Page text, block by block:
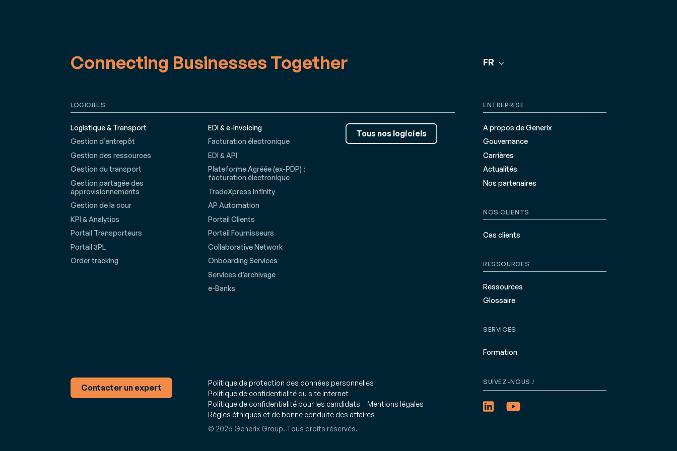
Connecting Businesses Together FR
LOGICIELS
Logistique & Transport
Gestion d’entrepôt
Gestion des ressources
Gestion du transport
Gestion partagée des
approvisionnements
Gestion de la cour
KPI & Analytics
Portail Transporteurs
Portail 3PL
Order tracking
EDI & e-Invoicing
Facturation électronique
EDI & API
Plateforme Agréée (ex-PDP) :
facturation électronique
TradeXpress Infinity
AP Automation
Portail Clients
Portail Fournisseurs
Collaborative Network
Onboarding Services
Services d’archivage
e-Banks
Tous nos logiciels
ENTREPRISE
A propos de Generix
Gouvernance
Carrières
Actualités
Nos partenaires
NOS CLIENTS
Cas clients
RESSOURCES
Ressources
Glossaire
SERVICES
Formation
Contacter un expert
Politique de protection des données personnelles
Politique de confidentialité du site internet
Politique de confidentialité pour les candidats
Mentions légales
Règles éthiques et de bonne conduite des affaires
© 2026 Generix Group. Tous droits réservés.
SUIVEZ-NOUS !